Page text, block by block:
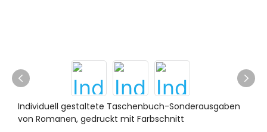
Individuell gestaltete Taschenbuch-Sonderausgaben
von Romanen, gedruckt mit Farbschnitt